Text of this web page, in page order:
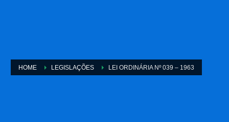
HOME LEGISLAÇÕES LEI ORDINÁRIA Nº 039 – 1963